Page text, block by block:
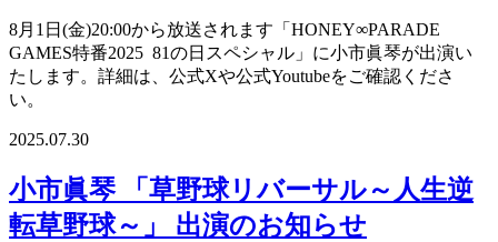
8月1日(金)20:00から放送されます「HONEY∞PARADE
GAMES特番2025 81の日スペシャル」に小市眞琴が出演い
たします。詳細は、公式Xや公式Youtubeをご確認くださ
い。
2025.07.30
小市眞琴 「草野球リバーサル～人生逆
転草野球～」 出演のお知らせ